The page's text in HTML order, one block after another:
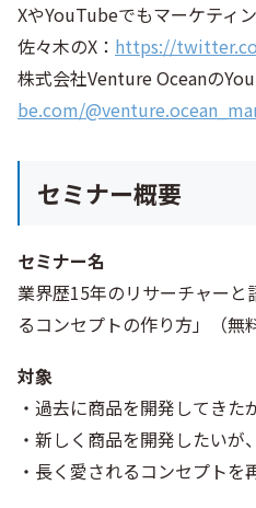
XやYouTubeでもマーケティ
佐々木のX： https://
株式会社Venture Oceanの
be.com/
セミナー概要
セミナー名
業界歴15年のリサーチャー
るコンセプトの作り方」（無
対象
・過去に商品を開発してき
・新しく商品を開発したい
・長く愛されるコンセプト